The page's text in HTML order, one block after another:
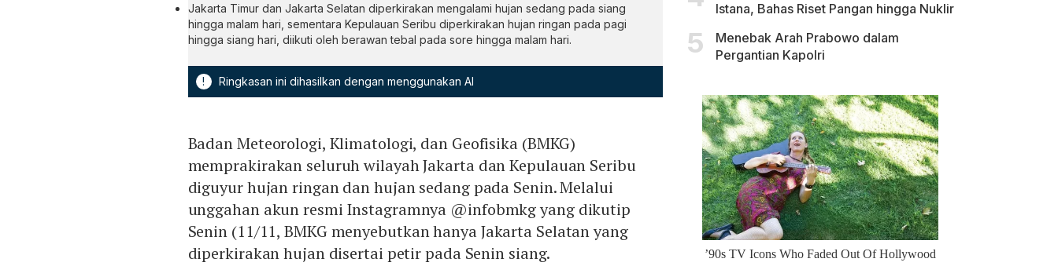
Jakarta Timur dan Jakarta Selatan diperkirakan mengalami hujan sedang pada siang
hingga malam hari, sementara Kepulauan Seribu diperkirakan hujan ringan pada pagi
hingga siang hari, diikuti oleh berawan tebal pada sore hingga malam hari.
! Ringkasan ini dihasilkan dengan menggunakan AI
Badan Meteorologi, Klimatologi, dan Geofisika (BMKG)
memprakirakan seluruh wilayah Jakarta dan Kepulauan Seribu
diguyur hujan ringan dan hujan sedang pada Senin. Melalui
unggahan akun resmi Instagramnya @infobmkg yang dikutip
Senin (11/11, BMKG menyebutkan hanya Jakarta Selatan yang
diperkirakan hujan disertai petir pada Senin siang.
Istana, Bahas Riset Pangan hingga Nuklir
Menebak Arah Prabowo dalam
Pergantian Kapolri